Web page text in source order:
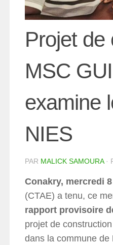
Projet de
MSC
examine
NIES
PAR MALICK SAMOURA ·
Conakry, mercredi
(CTAE) a tenu, ce
rapport provisoire
projet de
dans la commune de